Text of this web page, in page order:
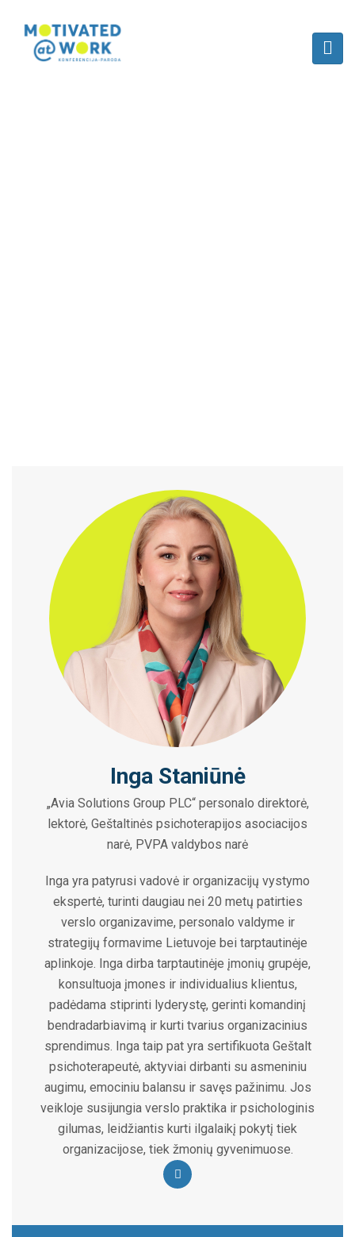
Inga Staniūnė
„Avia Solutions Group PLC“ personalo direktorė,
lektorė, Geštaltinės psichoterapijos asociacijos
narė, PVPA valdybos narė
Inga yra patyrusi vadovė ir organizacijų vystymo
ekspertė, turinti daugiau nei 20 metų patirties
verslo organizavime, personalo valdyme ir
strategijų formavime Lietuvoje bei tarptautinėje
aplinkoje. Inga dirba tarptautinėje įmonių grupėje,
konsultuoja įmones ir individualius klientus,
padėdama stiprinti lyderystę, gerinti komandinį
bendradarbiavimą ir kurti tvarius organizacinius
sprendimus. Inga taip pat yra sertifikuota Geštalt
psichoterapeutė, aktyviai dirbanti su asmeniniu
augimu, emociniu balansu ir savęs pažinimu. Jos
veikloje susijungia verslo praktika ir psichologinis
gilumas, leidžiantis kurti ilgalaikį pokytį tiek
organizacijose, tiek žmonių gyvenimuose.